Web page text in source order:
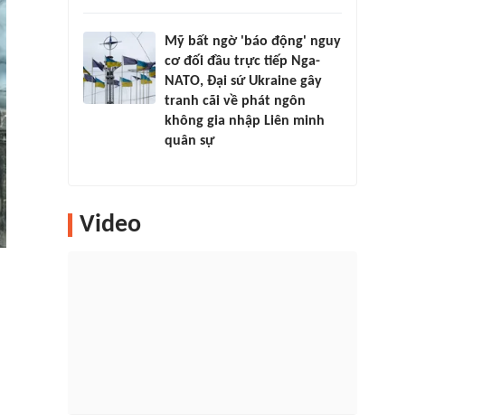
Mỹ bất ngờ 'báo động' nguy
cơ đối đầu trực tiếp Nga-
NATO, Đại sứ Ukraine gây
tranh cãi về phát ngôn
không gia nhập Liên minh
quân sự
Video